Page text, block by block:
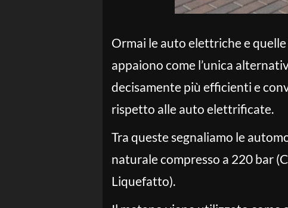
Ormai le auto elettriche e
appaiono come l’unica
decisamente più efficienti e
rispetto alle auto elettrificate.
Tra queste segnaliamo le
naturale compresso a 220 bar
Liquefatto).